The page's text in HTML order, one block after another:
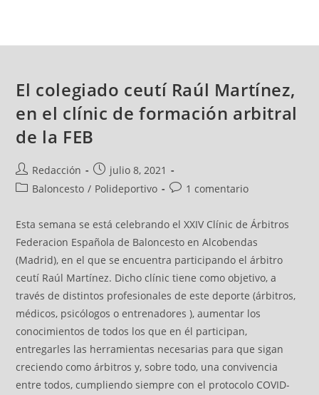
El colegiado ceutí Raúl Martínez,
en el clínic de formación arbitral
de la FEB
Redacción
julio 8, 2021
Baloncesto / Polideportivo 1 comentario
Esta semana se está celebrando el XXIV Clínic de Árbitros
Federacion Española de Baloncesto en Alcobendas
(Madrid), en el que se encuentra participando el árbitro
ceutí Raúl Martínez. Dicho clínic tiene como objetivo, a
través de distintos profesionales de este deporte (árbitros,
médicos, psicólogos o entrenadores ), aumentar los
conocimientos de todos los que en él participan,
entregarles las herramientas necesarias para que sigan
creciendo como árbitros y, sobre todo, una convivencia
entre todos, cumpliendo siempre con el protocolo COVID-